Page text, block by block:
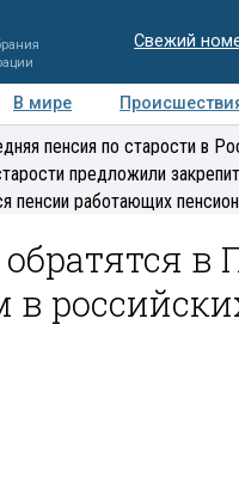
Свежий
В мире
Медиацентр
пенсия по старости в
предложили
пенсии работающих
в
в